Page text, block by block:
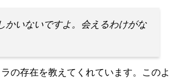
かいないですよ。会えるわけがな
の存在を教えてくれています。このよ